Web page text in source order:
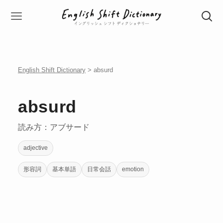
English Shift Dictionary> absurd
absurd
読み方：アブサード
adjective
形容詞 基本単語 日常会話 emotion